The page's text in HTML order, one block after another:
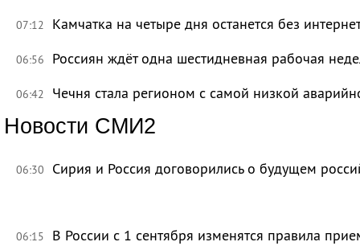
07:12 Камчатка на четыре дня останется без
06:56 Россиян ждёт одна шестидневная рабочая
06:42 Чечня стала регионом с самой низкой
Новости СМИ2
06:30 Сирия и Россия договорились о будущем
06:15 В России с 1 сентября изменятся правила